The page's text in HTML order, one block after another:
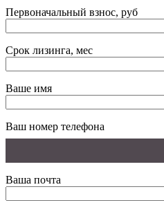
Первоначальный взнос, руб
Срок лизинга, мес
Ваше имя
Ваш номер телефона
Ваша почта